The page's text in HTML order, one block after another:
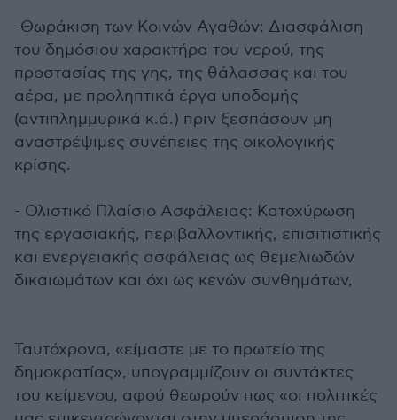
-Θωράκιση των Κοινών Αγαθών: Διασφάλιση
του δημόσιου χαρακτήρα του νερού, της
προστασίας της γης, της θάλασσας και του
αέρα, με προληπτικά έργα υποδομής
(αντιπλημμυρικά κ.ά.) πριν ξεσπάσουν μη
αναστρέψιμες συνέπειες της οικολογικής
κρίσης.
- Ολιστικό Πλαίσιο Ασφάλειας: Κατοχύρωση
της εργασιακής, περιβαλλοντικής, επισιτιστικής
και ενεργειακής ασφάλειας ως θεμελιωδών
δικαιωμάτων και όχι ως κενών συνθημάτων,
Ταυτόχρονα, «είμαστε με το πρωτείο της
δημοκρατίας», υπογραμμίζουν οι συντάκτες
του κείμενου, αφού θεωρούν πως «οι πολιτικές